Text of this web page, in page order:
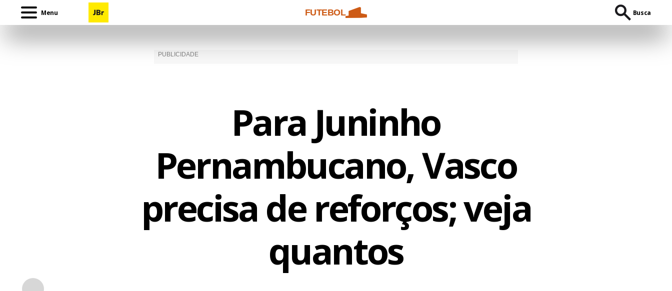
Menu FUTEBOL Busca
Para Juninho
Pernambucano, Vasco
precisa de reforços; veja
quantos